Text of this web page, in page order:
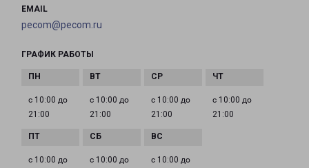
EMAIL
pecom@pecom.ru
ГРАФИК РАБОТЫ
с 10:00 до
21:00
с 10:00 до
21:00
с 10:00 до
21:00
с 10:00 до
21:00
с 10:00 до
с 10:00 до
с 10:00 до